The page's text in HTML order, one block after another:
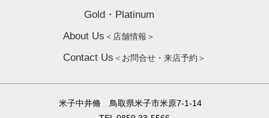
Gold・Platinum
About Us ＜店舗情報＞
Contact Us ＜お問合せ・来店予約＞
米子中井脩 鳥取県米子市米原7-1-14